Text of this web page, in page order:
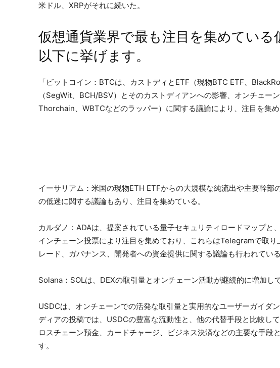
米ドル、XRPがそれに続いた。
仮想通貨業界で最も注目を集めている
以下に挙げます。
「ビットコイン：BTCは、カストディとETF（現物BTC ETF、
（SegWit、BCH/BSV）とそのカストディアンへの影響、オンチェー
Thorchain、WBTCなどのラッパー）に関する議論により、注目を集め
イーサリアム：米国の現物ETH ETFからの大規模な純流出や主要幹部
の低迷に関する議論もあり、注目を集めている。
カルダノ：ADAは、提案されている量子セキュリティロードマップと
インチェーン投票により注目を集めており、これらはTelegramで取
レード、ガバナンス、開発者への資金提供に関する議論も行われている
Solana：SOLは、DEXの取引量とオンチェーン活動が継続的に増加し
USDCは、オンチェーンでの活発な取引量と実用的なユーザーガイダ
ディアの投稿では、USDCの豊富な流動性と、他の代替手段と比較し
ロスチェーン預金、カードチャージ、ビジネス決済などの主要な手段
す。